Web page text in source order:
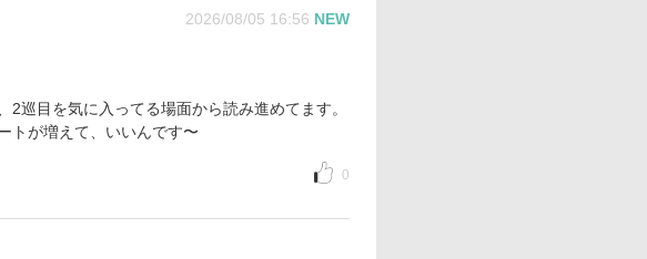
2026/08/05 16:56 NEW
巡目を気に入ってる場面から読み進めてます。
トが増えて、いいんです〜
0